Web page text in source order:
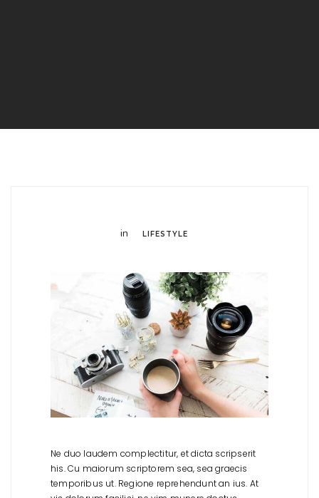
in LIFESTYLE
Ne duo laudem complectitur, et dicta scripserit
his. Cu maiorum scriptorem sea, sea graecis
temporibus ut. Regione reprehendunt an ius. At